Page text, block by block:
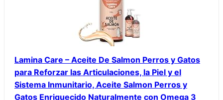
Lamina Care – Aceite De Salmon Perros y Gatos
para Reforzar las Articulaciones, la Piel y el
Sistema Inmunitario, Aceite Salmon Perros y
Gatos Enriquecido Naturalmente con Omega 3